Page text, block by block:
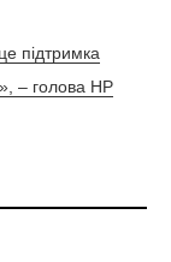
підтримка
– голова НР